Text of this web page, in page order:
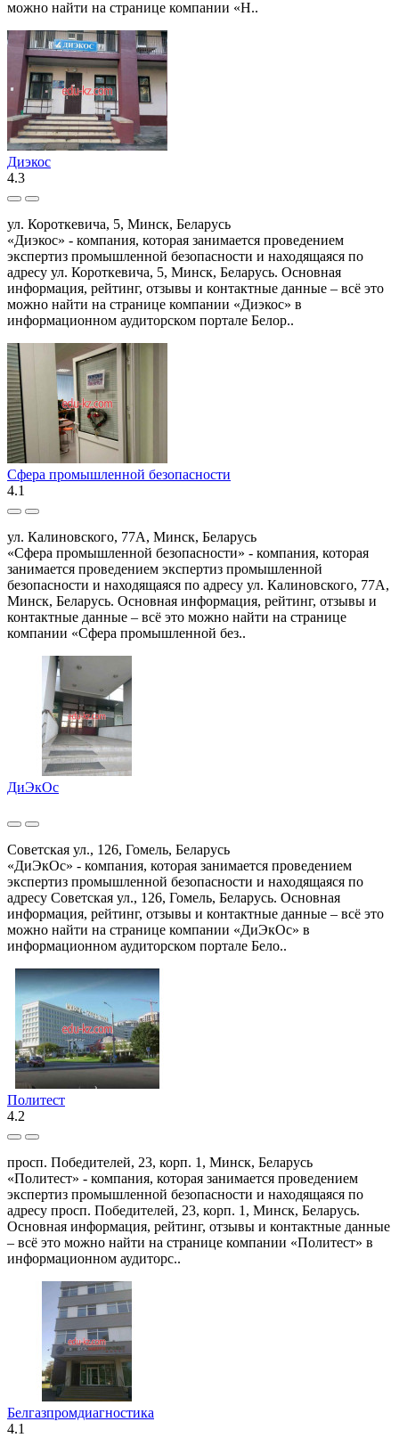
можно найти на странице компании «Н..
Диэкос
4.3
ул. Короткевича, 5, Минск, Беларусь
«Диэкос» - компания, которая занимается проведением
экспертиз промышленной безопасности и находящаяся по
адресу ул. Короткевича, 5, Минск, Беларусь. Основная
информация, рейтинг, отзывы и контактные данные – всё это
можно найти на странице компании «Диэкос» в
информационном аудиторском портале Белор..
Сфера промышленной безопасности
4.1
ул. Калиновского, 77А, Минск, Беларусь
«Сфера промышленной безопасности» - компания, которая
занимается проведением экспертиз промышленной
безопасности и находящаяся по адресу ул. Калиновского, 77А,
Минск, Беларусь. Основная информация, рейтинг, отзывы и
контактные данные – всё это можно найти на странице
компании «Сфера промышленной без..
ДиЭкОс
Советская ул., 126, Гомель, Беларусь
«ДиЭкОс» - компания, которая занимается проведением
экспертиз промышленной безопасности и находящаяся по
адресу Советская ул., 126, Гомель, Беларусь. Основная
информация, рейтинг, отзывы и контактные данные – всё это
можно найти на странице компании «ДиЭкОс» в
информационном аудиторском портале Бело..
Политест
4.2
просп. Победителей, 23, корп. 1, Минск, Беларусь
«Политест» - компания, которая занимается проведением
экспертиз промышленной безопасности и находящаяся по
адресу просп. Победителей, 23, корп. 1, Минск, Беларусь.
Основная информация, рейтинг, отзывы и контактные данные
– всё это можно найти на странице компании «Политест» в
информационном аудиторс..
Белгазпромдиагностика
4.1